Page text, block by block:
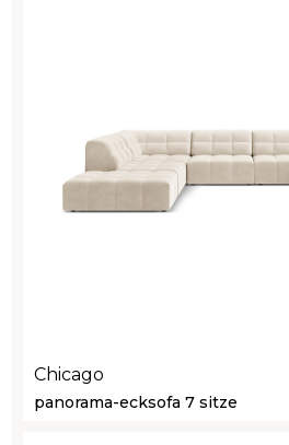
Chicago
panorama-ecksofa 7 sitze